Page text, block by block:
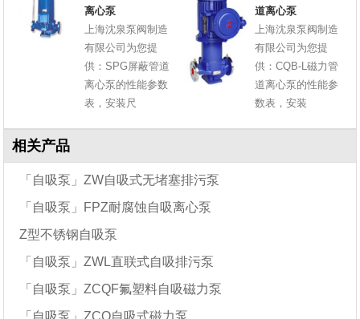
离心泵
上海沈泉泵阀制造
有限公司为您提
供：SPG屏蔽管道
离心泵的性能参数
表，安装尺
道离心泵
上海沈泉泵阀制造
有限公司为您提
供：CQB-L磁力管
道离心泵的性能参
数表，安装
相关产品
「自吸泵」ZW自吸式无堵塞排污泵
「自吸泵」FPZ耐腐蚀自吸离心泵
Z型不锈钢自吸泵
「自吸泵」ZWL直联式自吸排污泵
「自吸泵」ZCQF氟塑料自吸磁力泵